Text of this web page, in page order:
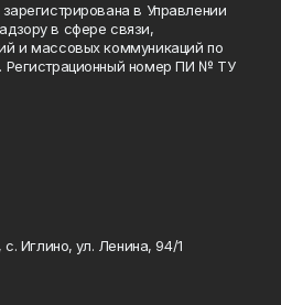
в Управлении
в сфере связи,
и массовых коммуникаций по
Регистрационный номер ПИ № ТУ
Иглино, ул. Ленина, 94/1